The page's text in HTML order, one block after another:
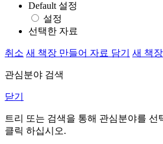
Default 설정
설정
선택한 자료
취소 새 책장 만들어 자료 담기 새 책
관심분야 검색
닫기
트리 또는 검색을 통해 관심분야를 선
클릭 하십시오.